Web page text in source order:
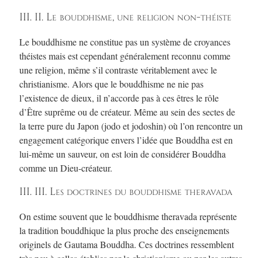
III. II. Le bouddhisme, une religion non-théiste
Le bouddhisme ne constitue pas un système de croyances
théistes mais est cependant généralement reconnu comme
une religion, même s’il contraste véritablement avec le
christianisme. Alors que le bouddhisme ne nie pas
l’existence de dieux, il n’accorde pas à ces êtres le rôle
d’Être suprême ou de créateur. Même au sein des sectes de
la terre pure du Japon (jodo et jodoshin) où l’on rencontre un
engagement catégorique envers l’idée que Bouddha est en
lui-même un sauveur, on est loin de considérer Bouddha
comme un Dieu-créateur.
III. III. Les doctrines du bouddhisme theravada
On estime souvent que le bouddhisme theravada représente
la tradition bouddhique la plus proche des enseignements
originels de Gautama Bouddha. Ces doctrines ressemblent